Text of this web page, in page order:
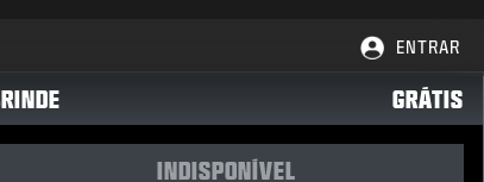
ENTRAR
GRÁTIS
INDISPONÍVEL